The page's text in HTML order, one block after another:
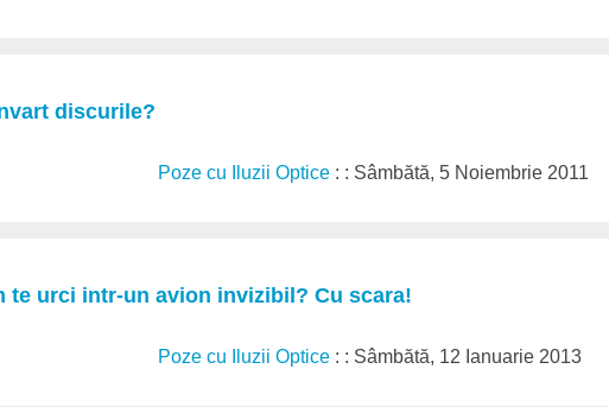
discurile?
Poze cu Iluzii Optice : : Sâmbătă, 5 Noiembrie 2011
te urci intr-un avion invizibil? Cu scara!
Poze cu Iluzii Optice : : Sâmbătă, 12 Ianuarie 2013